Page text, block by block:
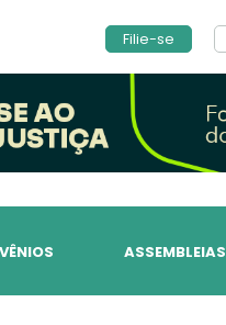
Filie-se
ASSEMBLEIAS